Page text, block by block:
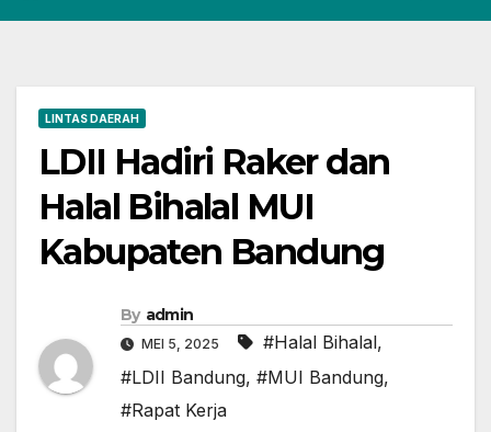
LINTAS DAERAH
LDII Hadiri Raker dan
Halal Bihalal MUI
Kabupaten Bandung
By admin
MEI 5, 2025 #Halal Bihalal,
#LDII Bandung, #MUI Bandung,
#Rapat Kerja